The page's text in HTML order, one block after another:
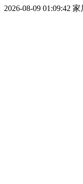
2026-08-09 01:09:42 家